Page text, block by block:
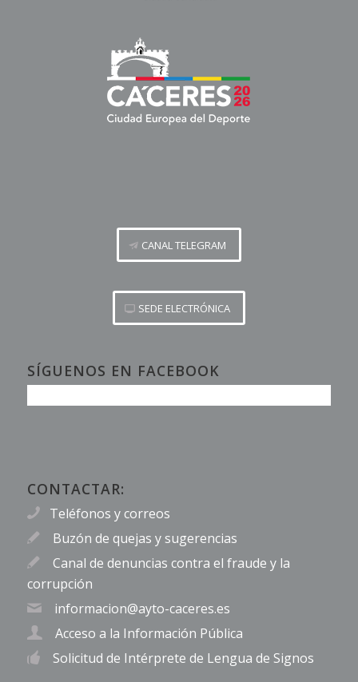
CANAL TELEGRAM
SEDE ELECTRÓNICA
SÍGUENOS EN FACEBOOK
CONTACTAR:
Teléfonos y correos
Buzón de quejas y sugerencias
Canal de denuncias contra el fraude y la
corrupción
informacion@ayto-caceres.es
Acceso a la Información Pública
Solicitud de Intérprete de Lengua de Signos